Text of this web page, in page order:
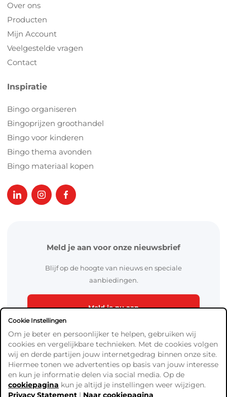
Over ons
Producten
Mijn Account
Veelgestelde vragen
Contact
Inspiratie
Bingo organiseren
Bingoprijzen groothandel
Bingo voor kinderen
Bingo thema avonden
Bingo materiaal kopen
Meld je aan voor onze nieuwsbrief
Blijf op de hoogte van nieuws en speciale
aanbiedingen.
Meld je nu aan
Algemene Voorwaarden
Cookie Instellingen
Om je beter en persoonlijker te helpen, gebruiken wij
cookies en vergelijkbare technieken. Met de cookies volgen
wij en derde partijen jouw internetgedrag binnen onze site.
Hiermee tonen we advertenties op basis van jouw interesse
en kun je informatie delen via social media. Op de
cookiepagina kun je altijd je instellingen weer wijzigen.
Privacy Statement | Naar cookiepagina